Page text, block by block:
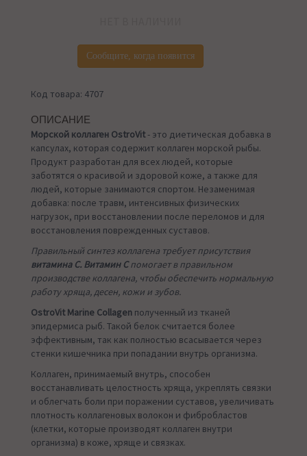
Сообщите, когда появится
Код товара: 4707
ОПИСАНИЕ
Морской коллаген OstroVit- это диетическая добавка в
капсулах, которая содержит коллаген морской рыбы.
Продукт разработан для всех людей, которые
заботятся о красивой и здоровой коже, а также для
людей, которые занимаются спортом. Незаменимая
добавка: после травм, интенсивных физических
нагрузок, при восстановлении после переломов и для
восстановления поврежденных суставов.
Правильный синтез коллагена требует присутствия
витамина С. Витамин Спомогает в правильном
производстве коллагена, чтобы обеспечить нормальную
работу хряща, десен, кожи и зубов.
OstroVit Marine Collagen полученный из тканей
эпидермиса рыб. Такой белок считается более
эффективным, так как полностью всасывается через
стенки кишечника при попадании внутрь организма.
Коллаген, принимаемый внутрь, способен
восстанавливать целостность хряща, укреплять связки
и облегчать боли при поражении суставов, увеличивать
плотность коллагеновых волокон и фибробластов
(клетки, которые производят коллаген внутри
организма) в коже, хряще и связках.